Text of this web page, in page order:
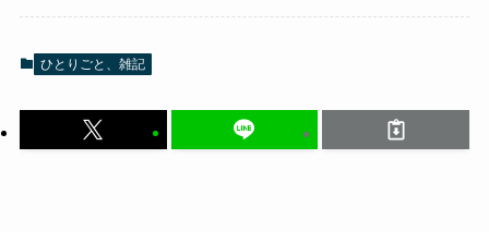
ひとりごと、雑記